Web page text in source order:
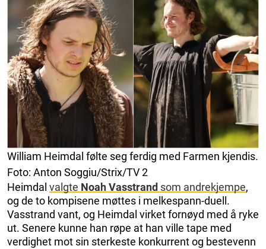
William Heimdal følte seg ferdig med Farmen kjendis.
Foto: Anton Soggiu/Strix/TV 2
Heimdal valgte Noah Vasstrand som andrekjempe,
og de to kompisene møttes i melkespann-duell.
Vasstrand vant, og Heimdal virket fornøyd med å ryke
ut. Senere kunne han røpe at han ville tape med
verdighet mot sin sterkeste konkurrent og bestevenn